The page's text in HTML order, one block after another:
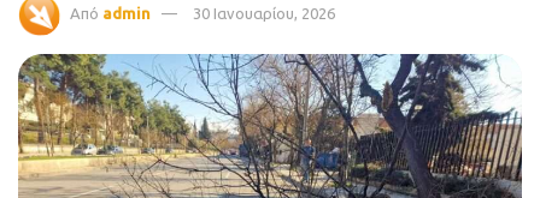
Από admin 30 Ιανουαρίου, 2026